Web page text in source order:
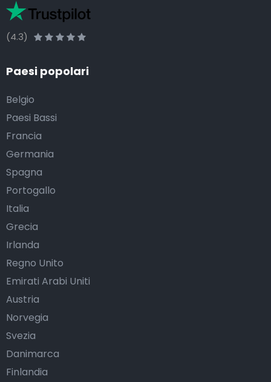
(4.3)
Paesi popolari
Belgio
Paesi Bassi
Francia
Germania
Spagna
Portogallo
Italia
Grecia
Irlanda
Regno Unito
Emirati Arabi Uniti
Austria
Norvegia
Svezia
Danimarca
Finlandia